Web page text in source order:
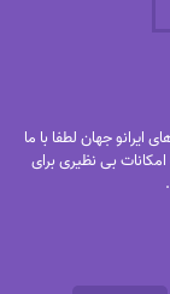
جهان لطفا با ما
بی نظیری برای